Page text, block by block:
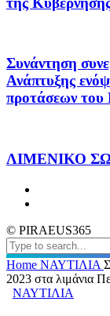
Συνάντηση
Ανάπτυξης
προτάσεων
ΛΙΜΕΝΙΚΟ
© PIRAEUS365
Home ΝΑΥΤΙΛΙΑ
2023 στα λιμάνια
ΝΑΥΤΙΛΙΑ